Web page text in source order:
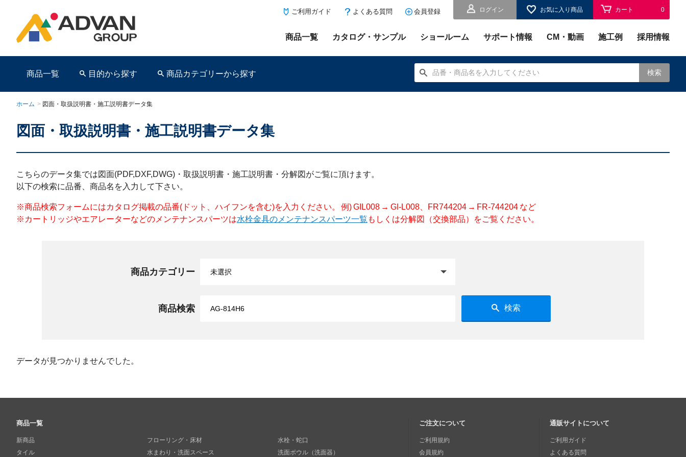
ログイン お気に入り商品 カート 0
ご利用ガイド よくある質問 会員登録
商品一覧 カタログ・サンプル ショールーム サポート情報 CM・動画 施工例 採用情報
商品一覧 目的から探す 商品カテゴリーから探す 検索
ホーム > 図面・取扱説明書・施工説明書データ集
図面・取扱説明書・施工説明書データ集
こちらのデータ集では図面(PDF,DXF,DWG)・取扱説明書・施工説明書・分解図がご覧に頂けます。
以下の検索に品番、商品名を入力して下さい。
※商品検索フォームにはカタログ掲載の品番(ドット、ハイフンを含む)を入力ください。 例) GIL008 → GI-L008、FR744204 → FR-744204 など
※カートリッジやエアレーターなどのメンテナンスパーツは水栓金具のメンテナンスパーツ一覧 もしくは分解図（交換部品）をご覧ください。
商品カテゴリー
商品検索 検索
データが見つかりませんでした。
商品一覧
新商品
タイル
フローリング・床材
水まわり・洗面スペース
水栓・蛇口
洗面ボウル（洗面器）
ご注文について
ご利用規約
会員規約
通販サイトについて
ご利用ガイド
よくある質問